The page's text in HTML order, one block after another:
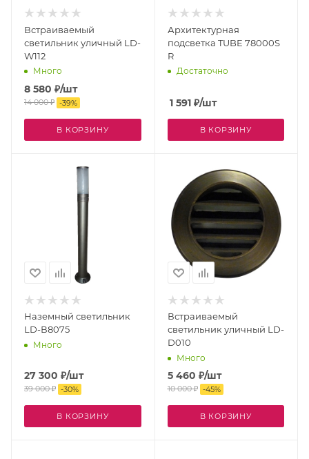
Встраиваемый
светильник уличный LD-
W112
Много
8 580 ₽/шт
14 000₽ -39%
В КОРЗИНУ
Архитектурная
подсветка TUBE 78000S
R
Достаточно
1 591₽/шт
В КОРЗИНУ
Наземный светильник
LD-В8075
Много
27 300 ₽/шт
39 000₽ -30%
В КОРЗИНУ
Встраиваемый
светильник уличный LD-
D010
Много
5 460 ₽/шт
10 000₽ -45%
В КОРЗИНУ